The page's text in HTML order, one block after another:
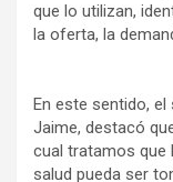
que lo utilizan,
la oferta, la
En este sentido,
Jaime, destacó
cual tratamos que
salud pueda ser